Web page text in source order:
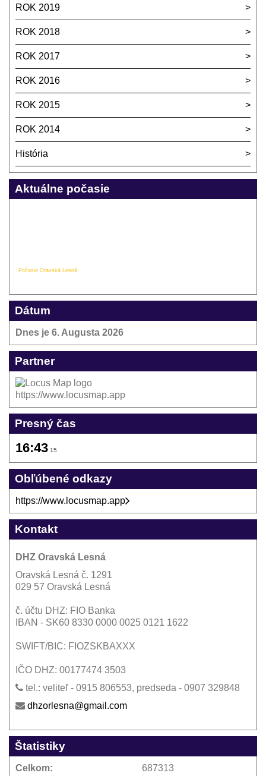
ROK 2019
ROK 2018
ROK 2017
ROK 2016
ROK 2015
ROK 2014
História
Aktuálne počasie
Počasie Oravská Lesná
Dátum
Dnes je 6. Augusta 2026
Partner
https://www.locusmap.app
Presný čas
16:43 15
Obľúbené odkazy
https://www.locusmap.app
Kontakt
DHZ Oravská Lesná
Oravská Lesná č. 1291
029 57 Oravská Lesná
č. účtu DHZ: FIO Banka
IBAN - SK60 8330 0000 0025 0121 1622
SWIFT/BIC: FIOZSKBAXXX
IČO DHZ: 00177474 3503
tel.: veliteľ - 0915 806553, predseda - 0907 329848
dhzorlesna@gmail.com
Štatistiky
Celkom:
687313